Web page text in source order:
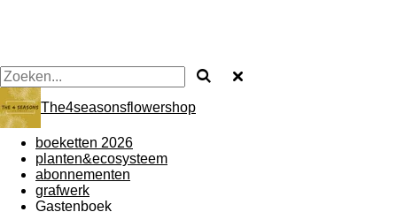
The4seasonsflowershop
boeketten 2026
planten&ecosysteem
abonnementen
grafwerk
Gastenboek